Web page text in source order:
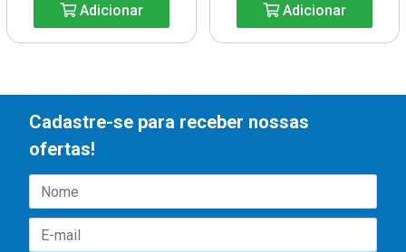
Adicionar Adicionar
Cadastre-se para receber nossas
ofertas!